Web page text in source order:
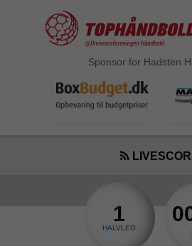
Sponsor for Hadsten
1
HALVLEG